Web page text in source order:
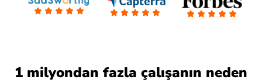
1 milyondan fazla çalışanın neden